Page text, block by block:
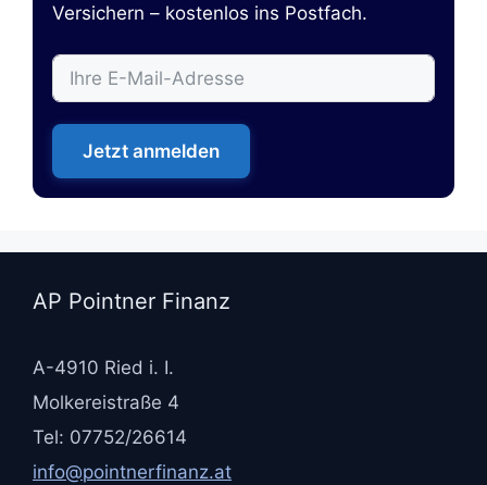
Versichern – kostenlos ins Postfach.
Jetzt anmelden
AP Pointner Finanz
A-4910 Ried i. I.
Molkereistraße 4
Tel: 07752/26614
info@pointnerfinanz.at